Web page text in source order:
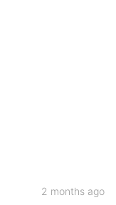
2 months ago